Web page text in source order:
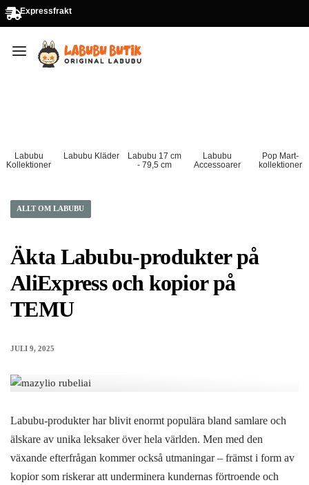
Expressfrakt
Labubu
Kollektioner
Labubu Kläder
Labubu 17 cm
- 79,5 cm
Labubu
Accessoarer
Pop Mart-
kollektioner
ALLT OM LABUBU
Äkta Labubu-produkter på
AliExpress och kopior på
TEMU
JULI 9, 2025
Labubu-produkterhar blivit enormt populära bland samlare och
älskare av unika leksaker över hela världen. Men med den
växande efterfrågan kommer också utmaningar – främst i form av
kopior som riskerar att underminera kundernas förtroende och